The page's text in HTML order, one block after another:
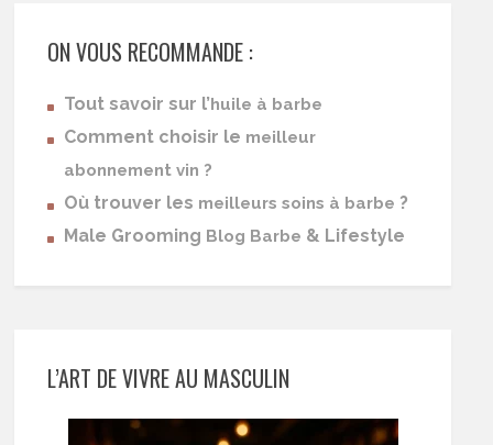
ON VOUS RECOMMANDE :
Tout savoir sur l’huile à barbe
Comment choisir le meilleur
abonnement vin ?
Où trouver les meilleurs soins à barbe ?
Male Grooming Blog Barbe & Lifestyle
L’ART DE VIVRE AU MASCULIN